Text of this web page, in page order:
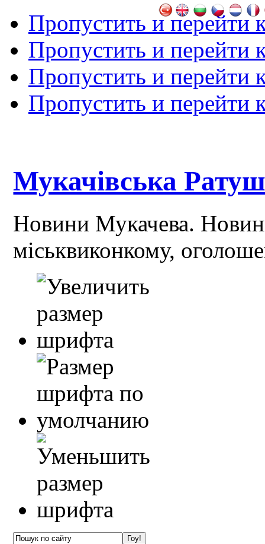
Пропустить и перейти
Пропустить и перейти
Пропустить и перейти
Пропустить и перейти
Мукачівська
Новини Мукачева.
міськвиконкому,